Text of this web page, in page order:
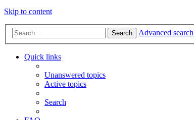
Skip to content
Search Advanced search
Quick links
Unanswered topics
Active topics
Search